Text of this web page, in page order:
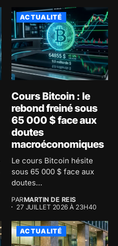
ACTUALITÉ
Cours Bitcoin : le
rebond freiné sous
65 000 $ face aux
doutes
macroéconomiques
Le cours Bitcoin hésite
sous 65 000 $ face aux
doutes
PARMARTIN DE REIS
27 JUILLET 2026 À 23H40
ACTUALITÉ